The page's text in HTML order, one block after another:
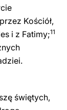
Kościół,
i z Fatimy;11
świętych,